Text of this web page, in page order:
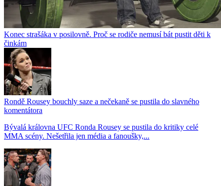
Konec strašáka v posilovně. Proč se rodiče nemusí bát pustit děti k
činkám
Rondě Rousey bouchly saze a nečekaně se pustila do slavného
komentátora
Bývalá královna UFC Ronda Rousey se pustila do kritiky celé
MMA scény. Nešetřila jen média a fanoušky,...